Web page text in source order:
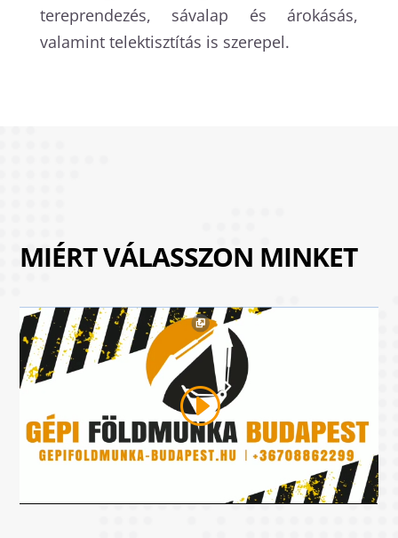
tereprendezés, sávalap és árokásás,
valamint telektisztítás is szerepel.
MIÉRT VÁLASSZON MINKET